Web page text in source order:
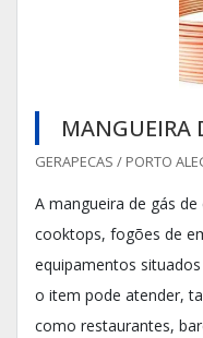
MANGUEIRA
GERAPECAS / PORTO
A mangueira de gás
cooktops, fogões de
equipamentos
o item pode atender,
como restaurantes,